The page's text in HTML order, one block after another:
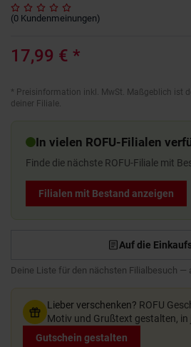
(0 Kundenmeinungen)
17,99 € *
* Preisinformation inkl. MwSt. Maßgeblich ist
deiner Filiale.
In vielen ROFU-Filialen
Finde die nächste ROFU-Filiale mit
Filialen mit Bestand anzeigen
Auf die
Deine Liste für den nächsten Filialbesuch —
Lieber verschenken? ROFU
Motiv und Grußtext gestalten, in
Gutschein gestalten